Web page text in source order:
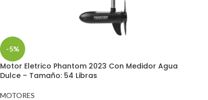
-5%
Motor Eletrico Phantom 2023 Con Medidor Agua
Dulce – Tamaño: 54 Libras
MOTORES